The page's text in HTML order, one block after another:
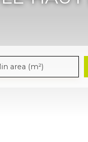
area (m²)